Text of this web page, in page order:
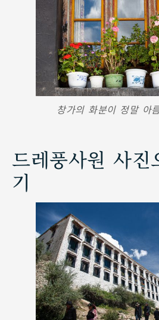
창가의 화분이 정말 아
드레풍사원 사진
기